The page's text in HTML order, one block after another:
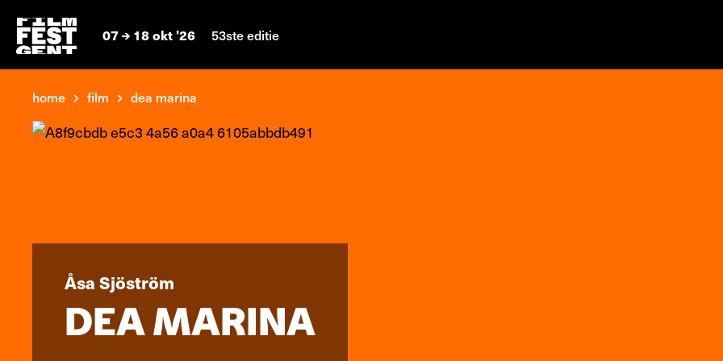
07 18 okt '26 53ste editie
home film dea marina
Åsa Sjöström
DEA MARINA